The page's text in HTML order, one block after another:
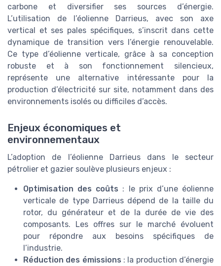
carbone et diversifier ses sources d’énergie.
L’utilisation de l’éolienne Darrieus, avec son axe
vertical et ses pales spécifiques, s’inscrit dans cette
dynamique de transition vers l’énergie renouvelable.
Ce type d’éolienne verticale, grâce à sa conception
robuste et à son fonctionnement silencieux,
représente une alternative intéressante pour la
production d’électricité sur site, notamment dans des
environnements isolés ou difficiles d’accès.
Enjeux économiques et
environnementaux
L’adoption de l’éolienne Darrieus dans le secteur
pétrolier et gazier soulève plusieurs enjeux :
Optimisation des coûts : le prix d’une éolienne
verticale de type Darrieus dépend de la taille du
rotor, du générateur et de la durée de vie des
composants. Les offres sur le marché évoluent
pour répondre aux besoins spécifiques de
l’industrie.
Réduction des émissions : la production d’énergie